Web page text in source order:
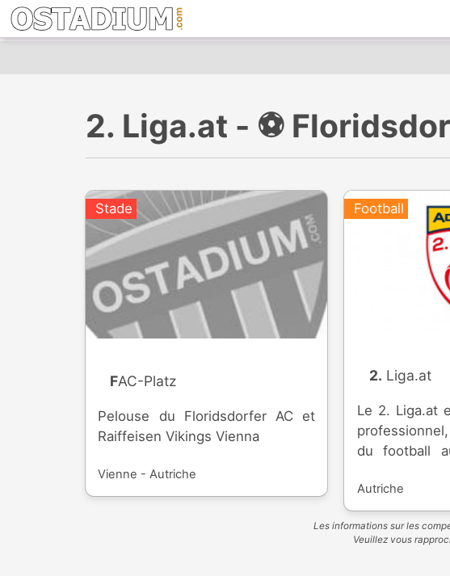
2. Liga.at - ⚽️
Stade
FAC-Platz
Pelouse du Floridsdorfer AC et
Raiffeisen Vikings Vienna
Vienne - Autriche
Football
2. Liga.at
Le 2. Liga.at
du football
la montée
Autriche
Les informations sur les
Veuillez vous